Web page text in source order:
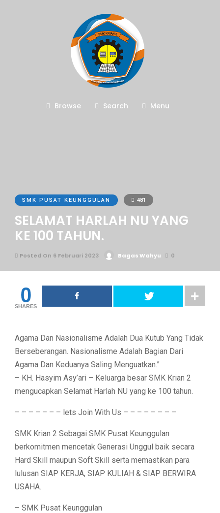
Browse Search Menu
SMK PUSAT KEUNGGULAN 481
SELAMAT HARLAH NU YANG
KE 100 TAHUN.
Posted On 6 Februari 2023 Bagas Wahyu 0
0
SHARES
Agama Dan Nasionalisme Adalah Dua Kutub Yang Tidak
Berseberangan. Nasionalisme Adalah Bagian Dari
Agama Dan Keduanya Saling Menguatkan.”
– KH. Hasyim Asy’ari – Keluarga besar SMK Krian 2
mengucapkan Selamat Harlah NU yang ke 100 tahun.
– – – – – – – lets Join With Us – – – – – – – –
SMK Krian 2 Sebagai SMK Pusat Keunggulan
berkomitmen mencetak Generasi Unggul baik secara
Hard Skill maupun Soft Skill serta memastikan para
lulusan SIAP KERJA, SIAP KULIAH & SIAP BERWIRA
USAHA.
– SMK Pusat Keunggulan